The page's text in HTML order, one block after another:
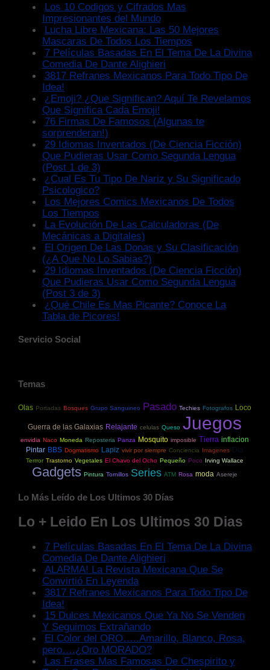
Los 10 Codigos y Cifrados Mas
Impresionantes del Mundo
Lucha Libre Mexicana: Las 50 Mejores
Mascaras De Todos Los Tiempos
7 Películas Basadas En El Tema De La Divina
Comedia De Dante Alighieri
3817 Refranes Mexicanos Para Todo Tipo De
Idea!
¿Emoji? ¿Que Significan? Aquí Te Revelamos
Que Significa Cada Emoji!
76 Firmas De Famosos (Algunas te
sorprenderan!)
29 Idiomas Inventados (De Ciencia Ficción)
Que Pudieras Usar Como Segunda Lengua
(Post 1 de 3)
¿Cual Es Tu Tipo De Nariz y Su Significado
Psicologico?
Los Mejores Comics Mexicanos De Todos
Los Tiempos
La Evolución De Las Calculadoras (De
Mecánicas a Digitales)
El Origen De Las Donas y Su Clasificación
(¿A Que No Lo Sabias?)
29 Idiomas Inventados (De Ciencia Ficción)
Que Pudieras Usar Como Segunda Lengua
(Post 3 de 3)
¿Qué Chile Es Mas Picante? Conoce La
Tabla de Picores!
Servicio Social
Temas
Olas Portadas Bosques Grupo Sanguineo Pasado Techies Fotografos Loco
Guerra de las Galaxias Relajante celulas Queso Juegos
envidia Naco Moneda Reposteria Panza Mosquito imposible Tierra inflacion
Pintar BBS Dogmatismo Lapiz vivir por siempre Conciencia Imagenes Dia
Terrror Trastorno Vegetales El Chavo del Ocho Pequeño Poco Irving Wallace
Gadgets Pintura Tornillos Series ATM Rosa moda Asereje
Lo Más Leído de Los Ultimos 30 Días
Lo + Leido En Los Ultimos 30 Dias
7 Películas Basadas En El Tema De La Divina
Comedia De Dante Alighieri
ALARMA! La Revista Mexicana Que Se
Convirtió En Leyenda
3817 Refranes Mexicanos Para Todo Tipo De
Idea!
15 Dulces Mexicanos Que Ya No Se Venden
Y Seguimos Extrañando
El Color del ORO…..Amarillo, Blanco, Rosa,
pero….¿Oro MORADO?
Las Frases Mas Famosas De Chespirito y